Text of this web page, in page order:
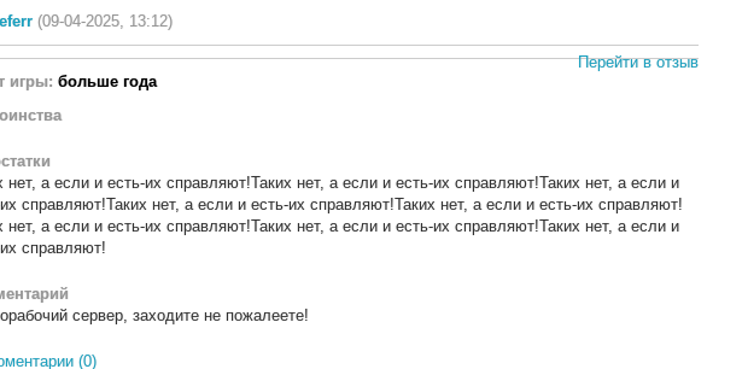
(09-04-2025, 13:12)
Перейти в отзыв
игры: больше года
нет, а если и есть-их справляют!Таких нет, а если и есть-их справляют!Таких нет, а если и
справляют!Таких нет, а если и есть-их справляют!Таких нет, а если и есть-их справляют!
нет, а если и есть-их справляют!Таких нет, а если и есть-их справляют!Таких нет, а если и
справляют!
сервер, заходите не пожалеете!
(0)